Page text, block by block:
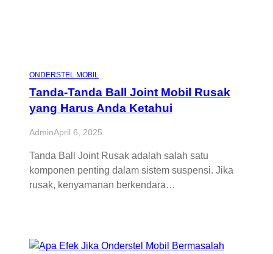
ONDERSTEL MOBIL
Tanda-Tanda Ball Joint Mobil Rusak
yang Harus Anda Ketahui
AdminApril 6, 2025
Tanda Ball Joint Rusak adalah salah satu
komponen penting dalam sistem suspensi. Jika
rusak, kenyamanan berkendara…